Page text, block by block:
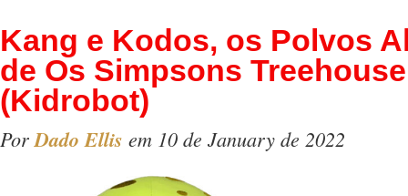
Kang e Kodos, os Polvos
de Os Simpsons
(Kidrobot)
PorDado Ellis em 10 de January de 2022